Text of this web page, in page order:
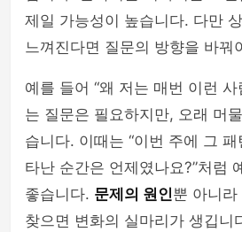
제일 가능성이 높습니다. 다만
느껴진다면 질문의 방향을 바꿔
예를 들어 “왜 저는 매번 이런
는 질문은 필요하지만, 오래 머
습니다. 이때는 “이번 주에 그
타난 순간은 언제였나요?”처럼
좋습니다. 문제의 원인뿐 아니라
찾으면 변화의 실마리가 생깁니